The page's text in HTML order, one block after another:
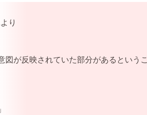
り
図が反映されていた部分があるというこ